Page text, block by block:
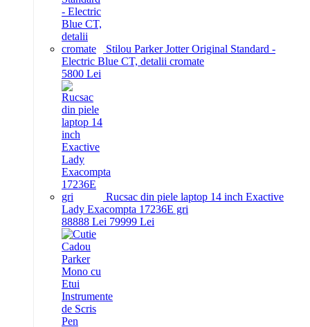
Stilou Parker Jotter Original Standard -
Electric Blue CT, detalii cromate
5800 Lei
Rucsac din piele laptop 14 inch Exactive
Lady Exacompta 17236E gri
88888 Lei 79999 Lei